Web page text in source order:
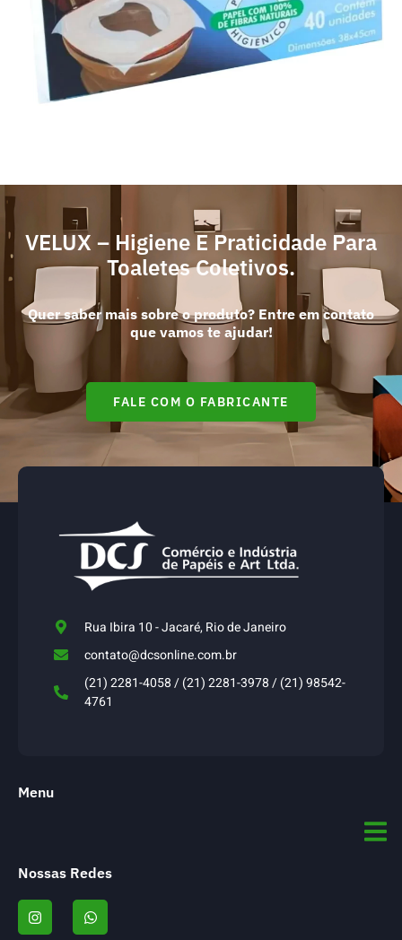
VELUX – Higiene E Praticidade Para
Toaletes Coletivos.
Quer saber mais sobre o produto? Entre em contato
que vamos te ajudar!
FALE COM O FABRICANTE
Rua Ibira 10 - Jacaré, Rio de Janeiro
contato@dcsonline.com.br
(21) 2281-4058 / (21) 2281-3978 / (21) 98542-
4761
Menu
Nossas Redes